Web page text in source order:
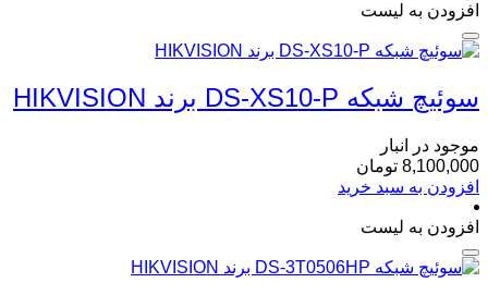
افزودن به لیست
سوئیچ شبکه DS-XS10-P برند HIKVISION
موجود در انبار
8,100,000 تومان
افزودن به سبد خرید
افزودن به لیست